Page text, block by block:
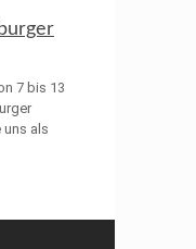
7 bis 13
uns als